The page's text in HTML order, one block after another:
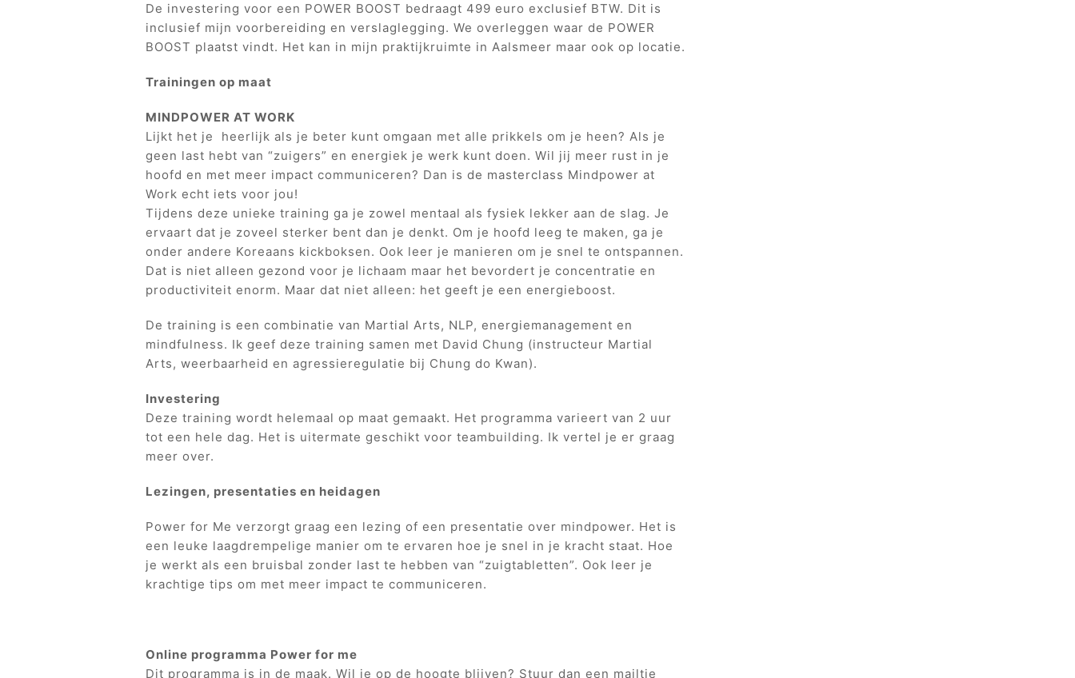
De investering voor een POWER BOOST bedraagt 499 euro exclusief BTW. Dit is
inclusief mijn voorbereiding en verslaglegging. We overleggen waar de POWER
BOOST plaatst vindt. Het kan in mijn praktijkruimte in Aalsmeer maar ook op locatie.
Trainingen op maat
MINDPOWER AT WORK
Lijkt het je heerlijk als je beter kunt omgaan met alle prikkels om je heen? Als je
geen last hebt van “zuigers” en energiek je werk kunt doen. Wil jij meer rust in je
hoofd en met meer impact communiceren? Dan is de masterclass Mindpower at
Work echt iets voor jou!
Tijdens deze unieke training ga je zowel mentaal als fysiek lekker aan de slag. Je
ervaart dat je zoveel sterker bent dan je denkt. Om je hoofd leeg te maken, ga je
onder andere Koreaans kickboksen. Ook leer je manieren om je snel te ontspannen.
Dat is niet alleen gezond voor je lichaam maar het bevordert je concentratie en
productiviteit enorm. Maar dat niet alleen: het geeft je een energieboost.
De training is een combinatie van Martial Arts, NLP, energiemanagement en
mindfulness. Ik geef deze training samen met David Chung (instructeur Martial
Arts, weerbaarheid en agressieregulatie bij Chung do Kwan).
Investering
Deze training wordt helemaal op maat gemaakt. Het programma varieert van 2 uur
tot een hele dag. Het is uitermate geschikt voor teambuilding. Ik vertel je er graag
meer over.
Lezingen, presentaties en heidagen
Power for Me verzorgt graag een lezing of een presentatie over mindpower. Het is
een leuke laagdrempelige manier om te ervaren hoe je snel in je kracht staat. Hoe
je werkt als een bruisbal zonder last te hebben van “zuigtabletten”. Ook leer je
krachtige tips om met meer impact te communiceren.
Online programma Power for me
Dit programma is in de maak. Wil je op de hoogte blijven? Stuur dan een mailtje